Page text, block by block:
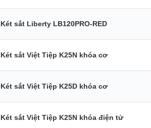
Két sắt Liberty LB120PRO-RED
Két sắt Việt Tiệp K25N khóa cơ
Két sắt Việt Tiệp K25D khóa cơ
Két sắt Việt Tiệp K25N khóa điện tử